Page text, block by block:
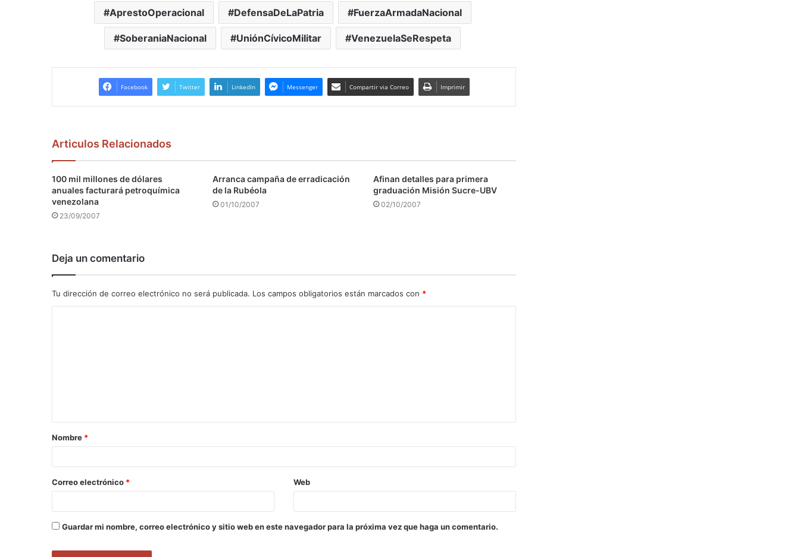
AprestoOperacional DefensaDeLaPatria FuerzaArmadaNacional
SoberaniaNacional UniónCívicoMilitar VenezuelaSeRespeta
Facebook Twitter LinkedIn Messenger Compartir via Correo Imprimir
Articulos Relacionados
100 mil millones de dólares
anuales facturará petroquímica
venezolana
23/09/2007
Arranca campaña de erradicación
de la Rubéola
01/10/2007
Afinan detalles para primera
graduación Misión Sucre-UBV
02/10/2007
Deja un comentario
Tu dirección de correo electrónico no será publicada. Los campos obligatorios están marcados con *
a
r
*
Nombre *
Correo electrónico * Web
Guardar mi nombre, correo electrónico y sitio web en este navegador para la próxima vez que haga un comentario.